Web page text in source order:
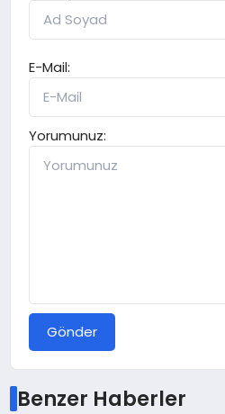
E-Mail:
Yorumunuz:
Gönder
Benzer Haberler